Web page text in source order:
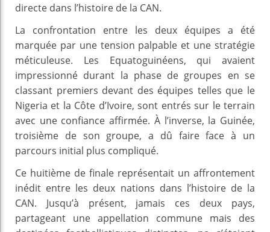
directe dans l’histoire de la CAN.
La confrontation entre les deux équipes a été
marquée par une tension palpable et une stratégie
méticuleuse. Les Equatoguinéens, qui avaient
impressionné durant la phase de groupes en se
classant premiers devant des équipes telles que le
Nigeria et la Côte d’Ivoire, sont entrés sur le terrain
avec une confiance affirmée. À l’inverse, la Guinée,
troisième de son groupe, a dû faire face à un
parcours initial plus compliqué.
Ce huitième de finale représentait un affrontement
inédit entre les deux nations dans l’histoire de la
CAN. Jusqu’à présent, jamais ces deux pays,
partageant une appellation commune mais des